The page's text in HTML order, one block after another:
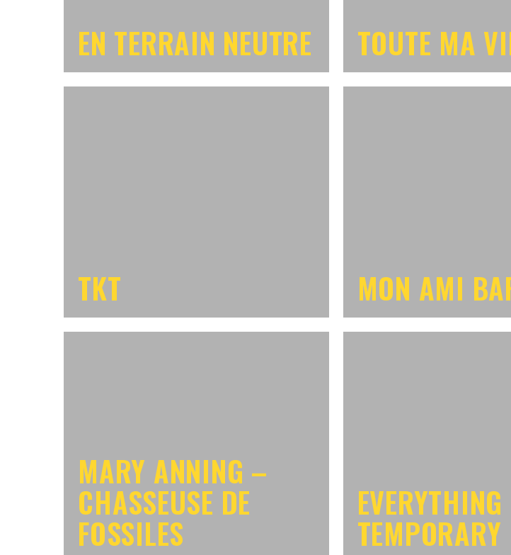
EN TERRAIN NEUTRE TOUTE MA
TKT MON AMI
MARY ANNING –
CHASSEUSE DE
FOSSILES TEMPORARY